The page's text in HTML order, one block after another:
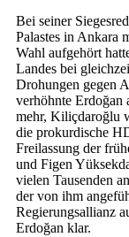
Bei seiner
Palastes in Ankara
Wahl aufgehört
Landes bei
Drohungen gegen
verhöhnte Erdoğan
mehr, Kiliçdaroğlu
die prokurdische
Freilassung der
und Figen
vielen Tausenden
der von ihm
Regierungsallianz
Erdoğan klar.